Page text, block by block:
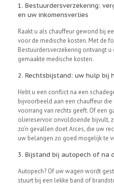
1. Bestuurdersverzekering:
en uw inkomensverlies
Raakt u als chauffeur gewond bij
voor de medische kosten. Met de
Bestuurdersverzekering ontvangt
gemaakte medische kosten.
2. Rechtsbijstand: uw hulp bij
Hebt u een conflict na een
bijvoorbeeld aan een chauffeur
voorrang van rechts geeft. Of een
oliereservoir onvoldoende bijvult,
zo’n gevallen doet Arces, die uw
uw belangen zo goed mogelijk te
3. Bijstand bij autopech of na
Autopech? Of uw wagen wordt
stuurt bij een lekke band of